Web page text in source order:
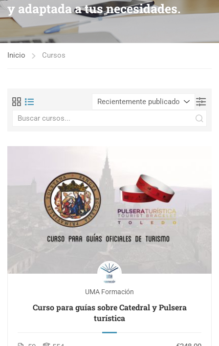
y adaptada a tus necesidades.
Inicio Cursos
UMA Formación
Curso para guías sobre Catedral y Pulsera
turística